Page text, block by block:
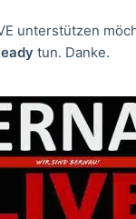
unterstützen
tun. Danke.